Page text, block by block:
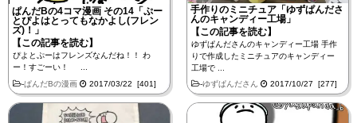
ぱんだBの4コマ漫画 その14「ぷー
とぴよはとってもなかよし(フレン
ズ)！」
【この記事を読む】
ぴよとぷーはフレンズなんだね！！ わ
ー！すごーい！ ...
2017/03/22 [401]
-ぱんだBの漫画
手作りのミニチュア「ゆずぱんださ
んのキャンディー工場」
【この記事を読む】
ゆずぱんださんのキャンディー工場 手作
りで作成したミニチュアのキャンディー
工場で ...
2017/10/27 [277]
-ゆずぱんださん